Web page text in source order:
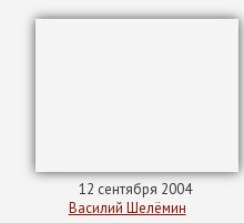
12 сентября 2004
Василий Шелёмин